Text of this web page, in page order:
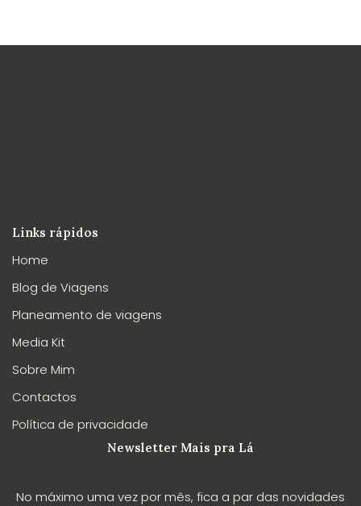
Links rápidos
Home
Blog de Viagens
Planeamento de viagens
Media Kit
Sobre Mim
Contactos
Política de privacidade
Newsletter Mais pra Lá
No máximo uma vez por mês, fica a par das novidades